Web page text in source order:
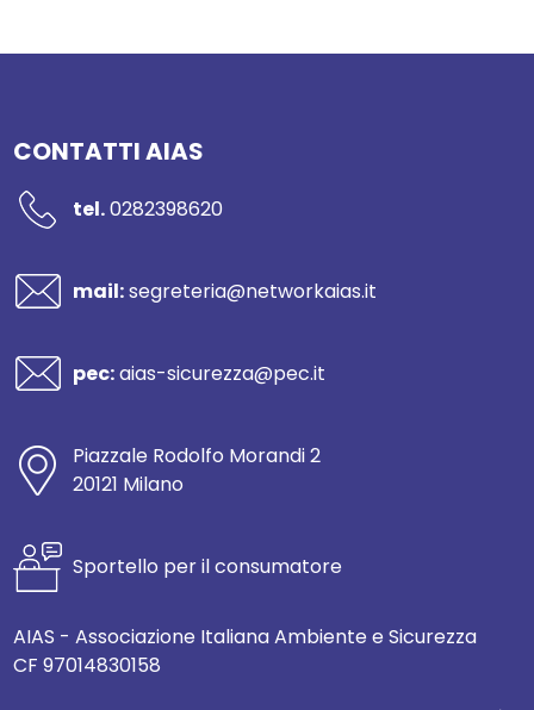
CONTATTI AIAS
tel.0282398620
mail:segreteria@networkaias.it
pec:aias-sicurezza@pec.it
Piazzale Rodolfo Morandi 2
20121 Milano
Sportello per il consumatore
AIAS - Associazione Italiana Ambiente e Sicurezza
CF 97014830158